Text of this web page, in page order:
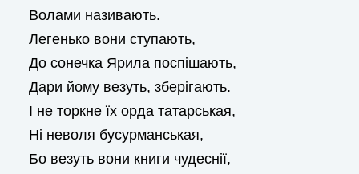
Волами називають.
Легенько вони ступають,
До сонечка Ярила поспішають,
Дари йому везуть, зберігають.
І не торкне їх орда татарськая,
Ні неволя бусурманськая,
Бо везуть вони книги чудеснії,